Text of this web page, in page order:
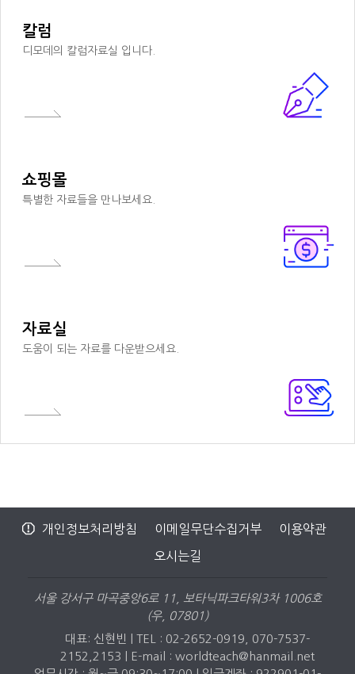
칼럼
디모데의 칼럼자료실 입니다.
쇼핑몰
특별한 자료들을 만나보세요.
자료실
도움이 되는 자료를 다운받으세요.
개인정보처리방침 이메일무단수집거부 이용약관
오시는길
서울 강서구 마곡중앙6로 11, 보타닉파크타워3차 1006호
(우, 07801)
대표: 신현빈 | TEL : 02-2652-0919, 070-7537-
2152,2153 |
E-mail : worldteach@hanmail.net